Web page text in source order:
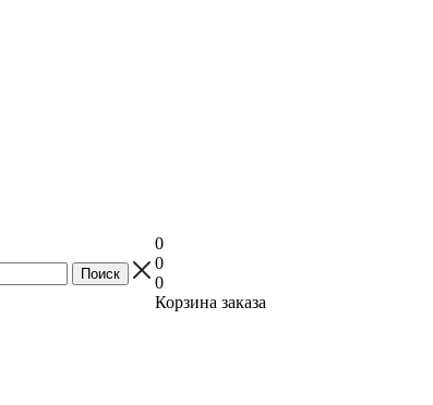
0
0
0
Корзина заказа